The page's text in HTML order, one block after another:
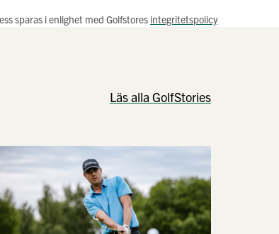
sparas i enlighet med Golfstores integritetspolicy
Läs alla GolfStories